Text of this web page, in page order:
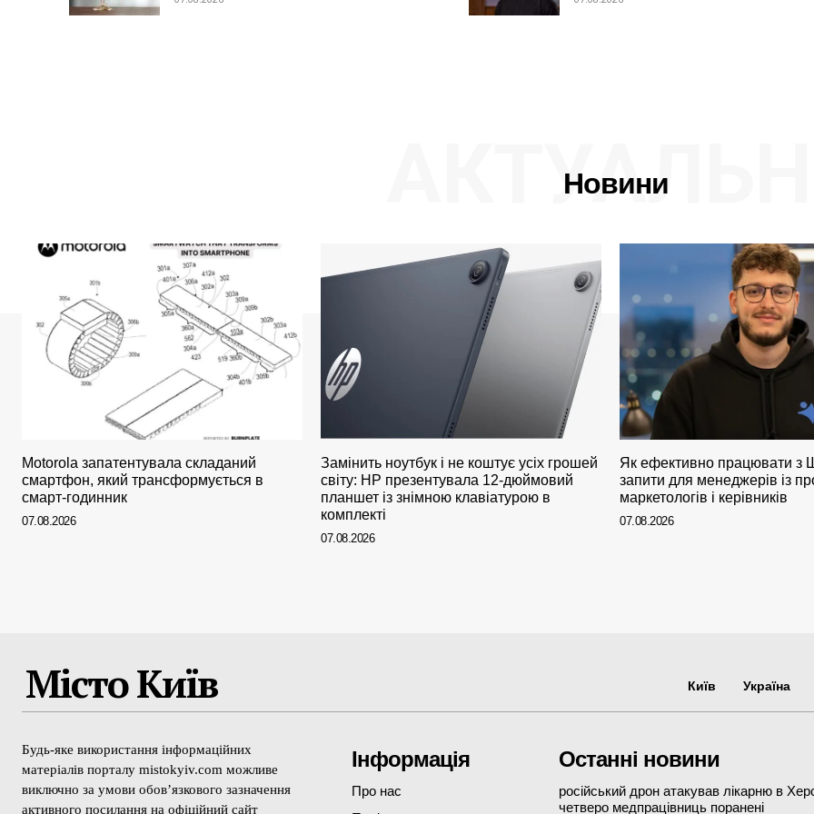
Новини
Motorola запатентувала складаний
смартфон, який трансформується в
смарт-годинник
07.08.2026
Замінить ноутбук і не коштує усіх грошей
світу: HP презентувала 12-дюймовий
планшет із знімною клавіатурою в
комплекті
07.08.2026
Як ефективно працювати з
запити для менеджерів із
маркетологів і керівників
07.08.2026
Місто Київ Київ Україна
Будь-яке використання інформаційних
матеріалів порталу mistokyiv.com можливе
виключно за умови обов’язкового зазначення
активного посилання на офіційний сайт
Інформація
Про нас
Останні новини
російський дрон атакував лікарню в
четверо медпрацівниць поранені